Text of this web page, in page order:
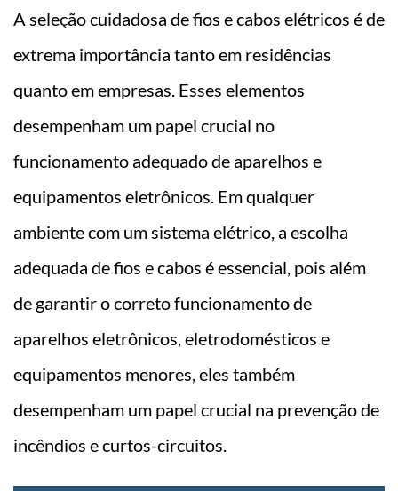
A seleção cuidadosa de fios e cabos elétricos é de
extrema importância tanto em residências
quanto em empresas. Esses elementos
desempenham um papel crucial no
funcionamento adequado de aparelhos e
equipamentos eletrônicos. Em qualquer
ambiente com um sistema elétrico, a escolha
adequada de fios e cabos é essencial, pois além
de garantir o correto funcionamento de
aparelhos eletrônicos, eletrodomésticos e
equipamentos menores, eles também
desempenham um papel crucial na prevenção de
incêndios e curtos-circuitos.